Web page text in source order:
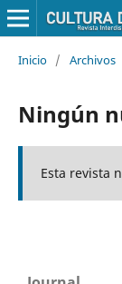
Inicio / Archivos
Ningún
Esta revista